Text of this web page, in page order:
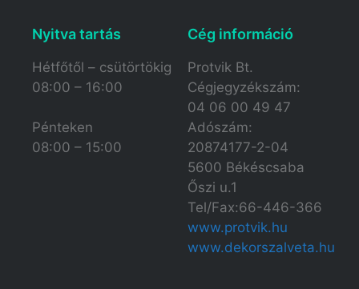
Nyitva tartás​
Hétfőtől – csütörtökig
08:00 – 16:00
Pénteken
08:00 – 15:00
Cég információ
Protvik Bt.
Cégjegyzékszám:
04 06 00 49 47
Adószám:
20874177-2-04
5600 Békéscsaba
Őszi u.1
Tel/Fax:66-446-366
www.protvik.hu
www.dekorszalveta.hu